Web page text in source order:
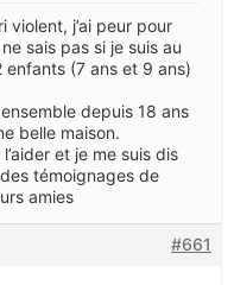
violent, j’ai peur pour
sais pas si je suis au
enfants (7 ans et 9 ans)
depuis 18 ans
belle maison.
et je me suis dis
témoignages de
amies
#661